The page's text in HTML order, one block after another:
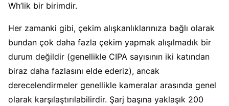
Wh’lik bir birimdir.
Her zamanki gibi, çekim alışkanlıklarınıza bağlı olarak
bundan çok daha fazla çekim yapmak alışılmadık bir
durum değildir (genellikle CIPA sayısının iki katından
biraz daha fazlasını elde ederiz), ancak
derecelendirmeler genellikle kameralar arasında genel
olarak karşılaştırılabilirdir. Şarj başına yaklaşık 200